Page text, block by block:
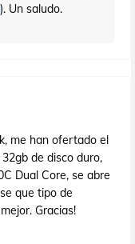
). Un saludo.
me han ofertado el
de disco duro,
Dual Core, se abre
que tipo de
Gracias!